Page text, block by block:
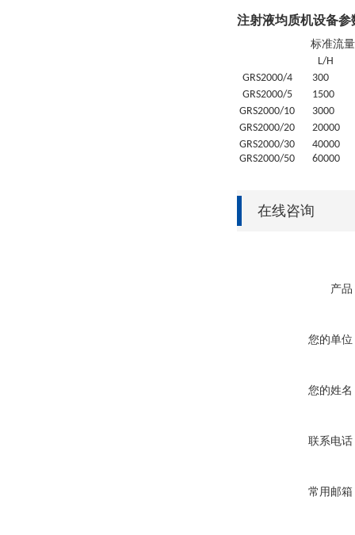
注射液均质机设备参
标准流量
L/H
GRS2000/4 300
GRS2000/5
1500
GRS2000/10
3000
GRS2000/20 20000
GRS2000/30 40000
GRS2000/50 60000
在线咨询
产品
您的单位
您的姓名
联系电话
常用邮箱